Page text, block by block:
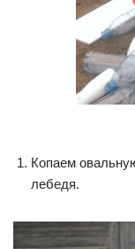
Копаем
лебедя.